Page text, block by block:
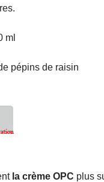
ml
pépins de raisin
la crème OPC plus